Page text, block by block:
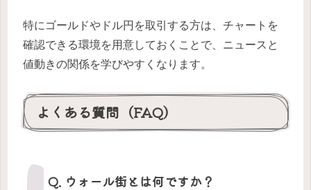
特にゴールドやドル円を取引する方は、チャートを
確認できる環境を用意しておくことで、ニュースと
値動きの関係を学びやすくなります。
よくある質問（FAQ）
Q. ウォール街とは何ですか？